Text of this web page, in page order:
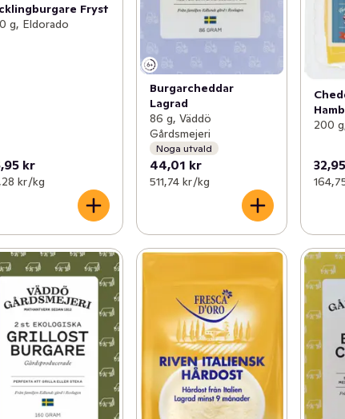
Fryst
g, Eldorado
kr
kr /kg
Burgarcheddar
Lagrad
86 g, Väddö
Gårdsmejeri
Noga utvald
44,01 kr
511,74 kr /kg
200